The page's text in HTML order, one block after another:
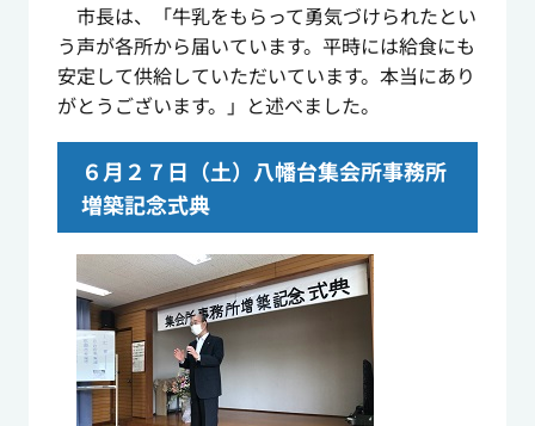
市長は、「牛乳をもらって勇気づけられたとい
う声が各所から届いています。平時には給食にも
安定して供給していただいています。本当にあり
がとうございます。」と述べました。
６月２７日（土）八幡台集会所事務所
増築記念式典